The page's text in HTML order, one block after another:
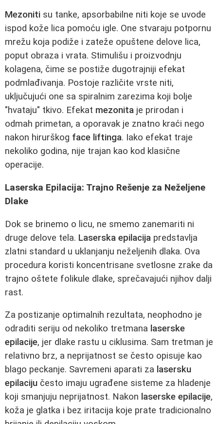
Mezoniti su tanke, apsorbabilne niti koje se uvode
ispod kože lica pomoću igle. One stvaraju potpornu
mrežu koja podiže i zateže opuštene delove lica,
poput obraza i vrata. Stimulišu i proizvodnju
kolagena, čime se postiže dugotrajniji efekat
podmlađivanja. Postoje različite vrste niti,
uključujući one sa spiralnim zarezima koji bolje
"hvataju" tkivo. Efekat mezonita je prirodan i
odmah primetan, a oporavak je znatno kraći nego
nakon hirurškog face liftinga. Iako efekat traje
nekoliko godina, nije trajan kao kod klasične
operacije.
Laserska Epilacija: Trajno Rešenje za Neželjene
Dlake
Dok se brinemo o licu, ne smemo zanemariti ni
druge delove tela. Laserska epilacija predstavlja
zlatni standard u uklanjanju neželjenih dlaka. Ova
procedura koristi koncentrisane svetlosne zrake da
trajno oštete folikule dlake, sprečavajući njihov dalji
rast.
Za postizanje optimalnih rezultata, neophodno je
odraditi seriju od nekoliko tretmana laserske
epilacije, jer dlake rastu u ciklusima. Sam tretman je
relativno brz, a neprijatnost se često opisuje kao
blago peckanje. Savremeni aparati za lasersku
epilaciju često imaju ugrađene sisteme za hladenje
koji smanjuju neprijatnost. Nakon laserske epilacije,
koža je glatka i bez iritacija koje prate tradicionalno